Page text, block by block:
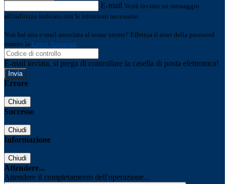
E-mail Verrà inviato un messaggio
all'indirizzo indicato con le istruzioni necessarie.
Non hai una e-mail associata al nome utente? Effettua il reset della password
tramite la Login Spaggiari
E-mail inviata, si prega di controllare la casella di posta elettronica!
Errore
Chiudi
Successo
Chiudi
Informazione
Chiudi
Attendere...
Attendere il completamento dell'operazione...